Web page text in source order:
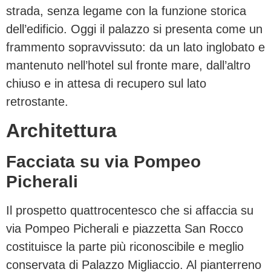
strada, senza legame con la funzione storica
dell’edificio. Oggi il palazzo si presenta come un
frammento sopravvissuto: da un lato inglobato e
mantenuto nell’hotel sul fronte mare, dall’altro
chiuso e in attesa di recupero sul lato
retrostante.
Architettura
Facciata su via Pompeo
Picherali
Il prospetto quattrocentesco che si affaccia su
via Pompeo Picherali e piazzetta San Rocco
costituisce la parte più riconoscibile e meglio
conservata di Palazzo Migliaccio. Al pianterreno